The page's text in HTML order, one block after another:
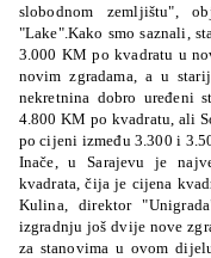
slobodnom zemljištu",
"Lake".Kako smo saznali,
3.000 KM po kvadratu u
novim zgradama, a u
nekretnina dobro uređeni
4.800 KM po kvadratu, ali
po cijeni između 3.300 i
Inače, u Sarajevu je
kvadrata, čija je cijena
Kulina, direktor
izgradnju još dvije nove
za stanovima u ovom